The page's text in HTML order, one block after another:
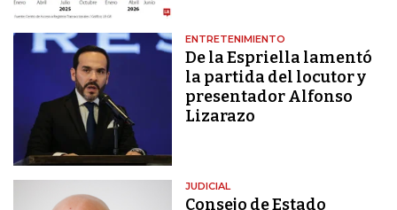
ENTRETENIMIENTO
De la Espriella lamentó
la partida del locutor y
presentador Alfonso
Lizarazo
JUDICIAL
Consejo de Estado